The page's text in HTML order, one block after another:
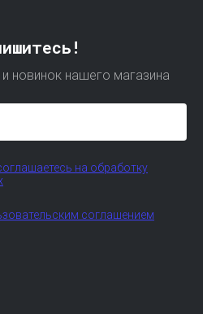
новинок нашего магазина
на обработку
соглашением